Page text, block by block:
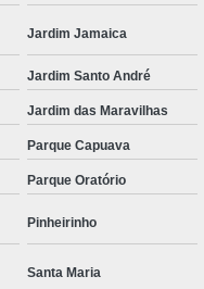
Jardim Jamaica
Jardim Santo André
Jardim das Maravilhas
Parque Capuava
Parque Oratório
Pinheirinho
Santa Maria